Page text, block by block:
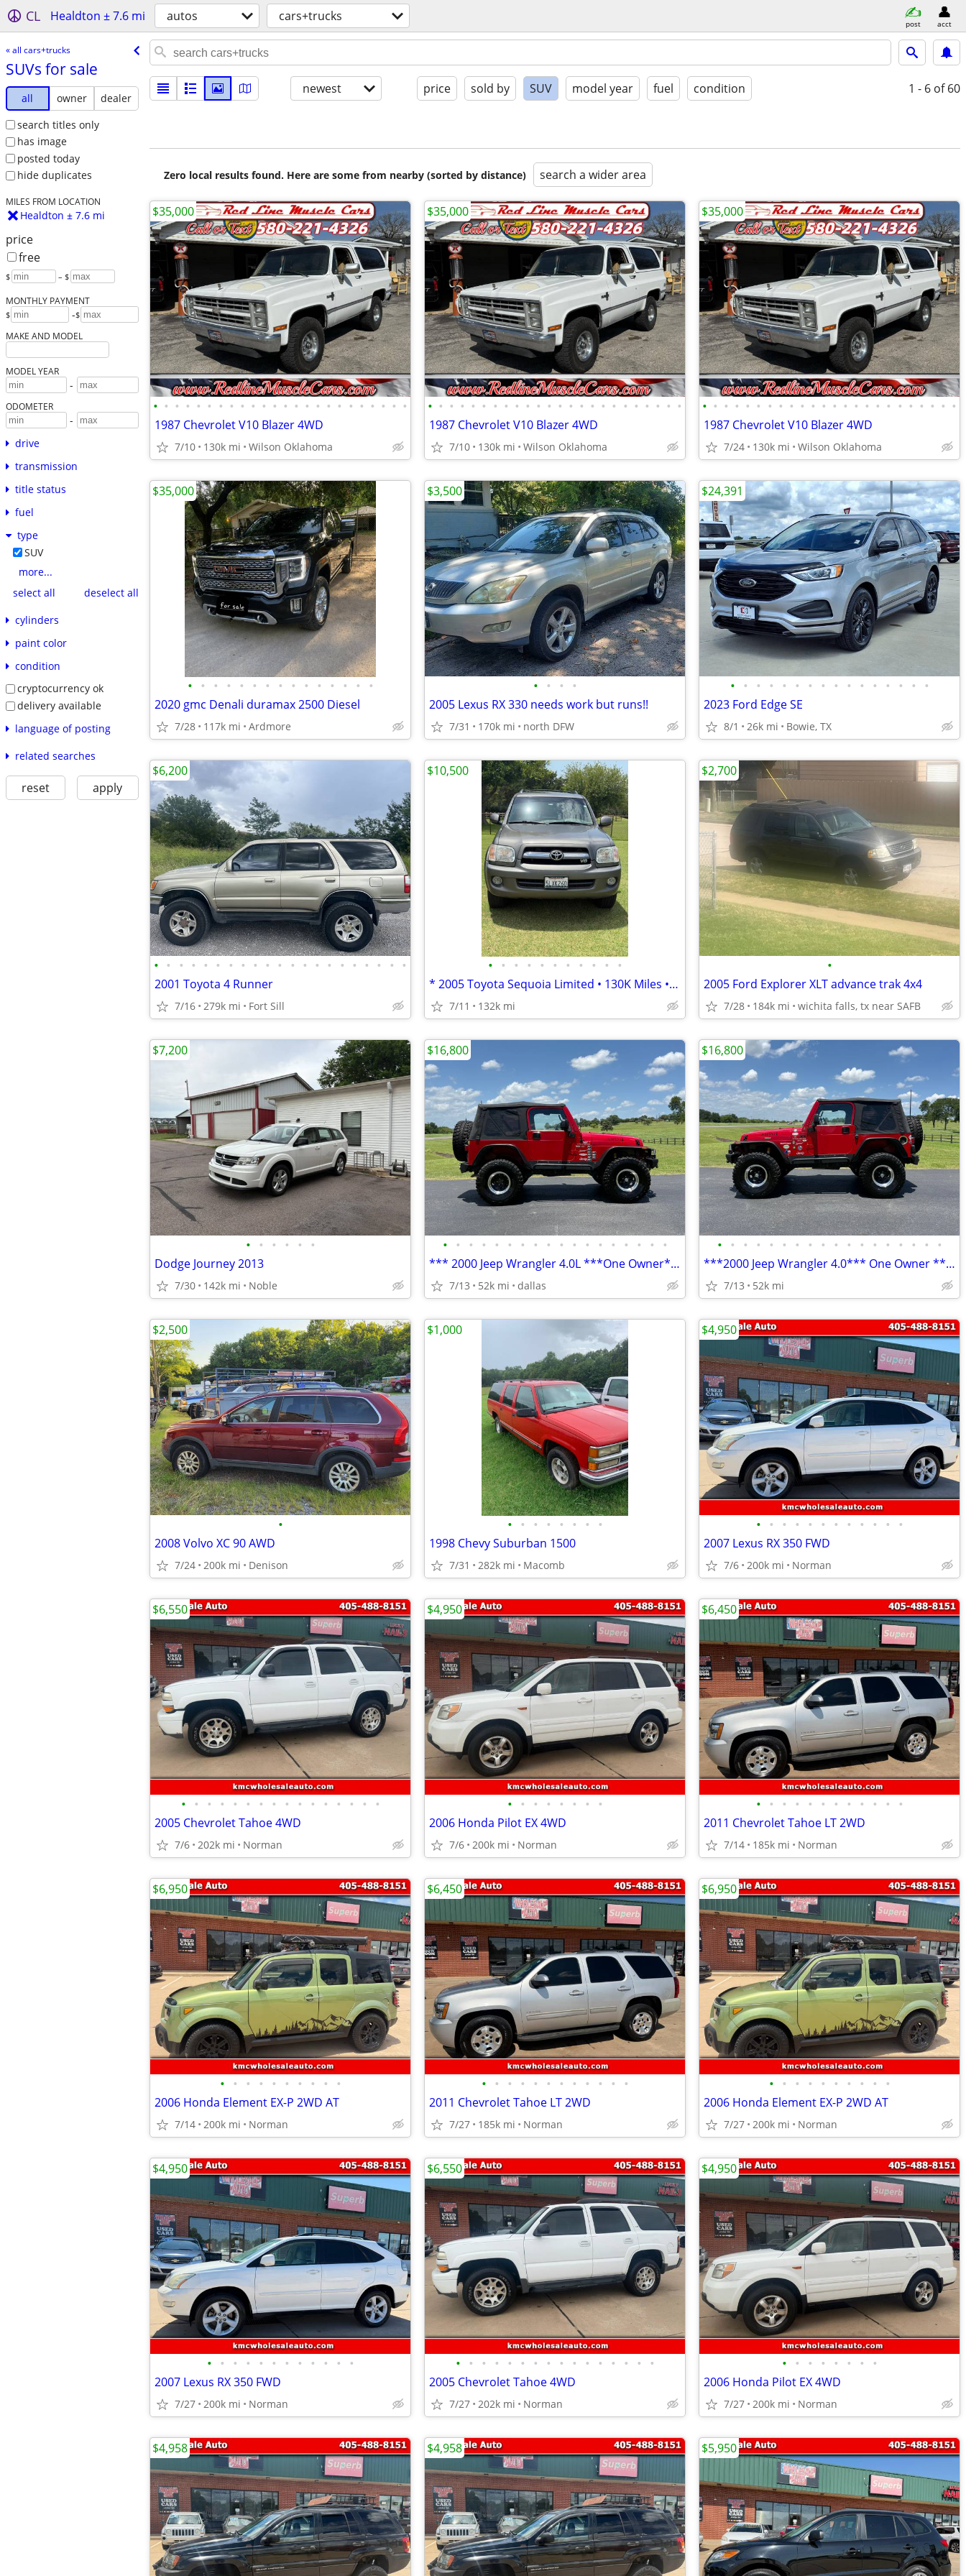
CL Healdton ± 7.6 mi autos cars+trucks post acct
« all cars+trucks
SUVs for sale
all owner
dealer
search titles only
has image
posted today
hide duplicates
MILES FROM LOCATION
Healdton ± 7.6 mi
price
free
$ – $
MONTHLY PAYMENT
$ -$
MAKE AND MODEL
MODEL YEAR
-
ODOMETER
-
drive
transmission
title status
fuel
type
SUV
more...
select all
deselect all
cylinders
paint color
condition
cryptocurrency ok
delivery available
language of posting
related searches
reset apply
newest price sold by SUV model year fuel condition 1 - 6 of 60
Zero local results found. Here are some from nearby (sorted by distance) search a wider area
• • • • • • • • • • • • • • • • • • • • • • • •
1987 Chevrolet V10 Blazer 4WD
7/10 130k mi Wilson Oklahoma
$35,000
• • • • • • • • • • • • • • • • • • • • • • • •
1987 Chevrolet V10 Blazer 4WD
7/10 130k mi Wilson Oklahoma
$35,000
• • • • • • • • • • • • • • • • • • • • • • • •
1987 Chevrolet V10 Blazer 4WD
7/24 130k mi Wilson Oklahoma
$35,000
• • • • • • • • • • • • • • •
2020 gmc Denali duramax 2500 Diesel
7/28 117k mi Ardmore
$35,000
• • • •
2005 Lexus RX 330 needs work but runs!!
7/31 170k mi north DFW
$3,500
• • • • • • • • • • • • • • • •
2023 Ford Edge SE
8/1 26k mi Bowie, TX
$24,391
• • • • • • • • • • • • • • • • • • • • •
2001 Toyota 4 Runner
7/16 279k mi Fort Sill
$6,200
• • • • • • • • • • •
* 2005 Toyota Sequoia Limited • 130K Miles • Clean CARFAX
7/11 132k mi
$10,500
•
2005 Ford Explorer XLT advance trak 4x4
7/28 184k mi wichita falls, tx near SAFB
$2,700
• • • • • •
Dodge Journey 2013
7/30 142k mi Noble
$7,200
• • • • • • • • • • • • • • • • • •
*** 2000 Jeep Wrangler 4.0L ***One Owner*** 52k Original Miles***
7/13 52k mi dallas
$16,800
• • • • • • • • • • • • • • • • • •
***2000 Jeep Wrangler 4.0*** One Owner *** 52k Original Miles***
7/13 52k mi
$16,800
•
2008 Volvo XC 90 AWD
7/24 200k mi Denison
$2,500
• • • • • • • •
1998 Chevy Suburban 1500
7/31 282k mi Macomb
$1,000
• • • • • • • • • • • •
2007 Lexus RX 350 FWD
7/6 200k mi Norman
$4,950
• • • • • • • • • • • • • • • •
2005 Chevrolet Tahoe 4WD
7/6 202k mi Norman
$6,550
• • • • • • • •
2006 Honda Pilot EX 4WD
7/6 200k mi Norman
$4,950
• • • • • • • • • • • •
2011 Chevrolet Tahoe LT 2WD
7/14 185k mi Norman
$6,450
• • • • • • • • • •
2006 Honda Element EX-P 2WD AT
7/14 200k mi Norman
$6,950
• • • • • • • • • • • •
2011 Chevrolet Tahoe LT 2WD
7/27 185k mi Norman
$6,450
• • • • • • • • • •
2006 Honda Element EX-P 2WD AT
7/27 200k mi Norman
$6,950
• • • • • • • • • • • •
2007 Lexus RX 350 FWD
7/27 200k mi Norman
$4,950
• • • • • • • • • • • • • • • •
2005 Chevrolet Tahoe 4WD
7/27 202k mi Norman
$6,550
• • • • • • • •
2006 Honda Pilot EX 4WD
7/27 200k mi Norman
$4,950
$4,958 $4,958 $5,950